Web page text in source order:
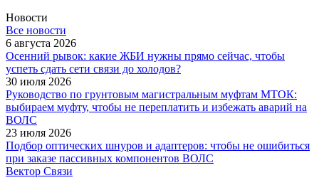
Новости
Все новости
6 августа 2026
Осенний рывок: какие ЖБИ нужны прямо сейчас, чтобы
успеть сдать сети связи до холодов?
30 июля 2026
Руководство по грунтовым магистральным муфтам МТОК:
выбираем муфту, чтобы не переплатить и избежать аварий на
ВОЛС
23 июля 2026
Подбор оптических шнуров и адаптеров: чтобы не ошибиться
при заказе пассивных компонентов ВОЛС
Вектор Связи